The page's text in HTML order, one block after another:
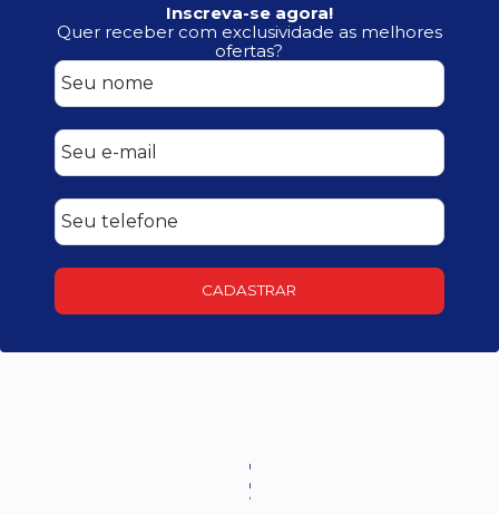
Inscreva-se agora!
Quer receber com exclusividade as melhores
ofertas?
CADASTRAR